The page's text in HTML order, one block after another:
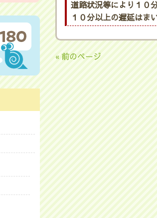
道路状況等により１０
１０分以上の遅延はま
« 前のページ